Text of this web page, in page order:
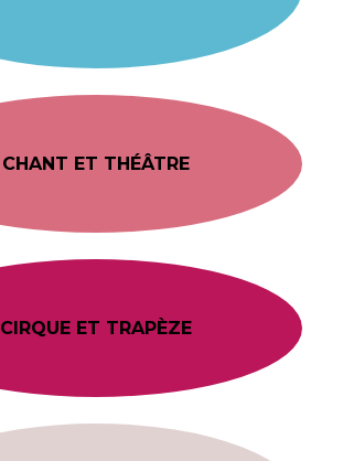
CHANT ET THÉÂTRE
CIRQUE ET TRAPÈZE